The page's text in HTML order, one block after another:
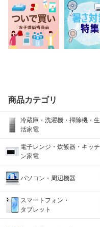
商品カテゴリ
冷蔵庫・洗濯機・掃除機・生
活家電
電子レンジ・炊飯器・キッチ
ン家電
パソコン・周辺機器
スマートフォン・
タブレット